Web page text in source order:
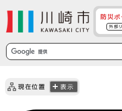
防災ポ
外部
現在位置 表示